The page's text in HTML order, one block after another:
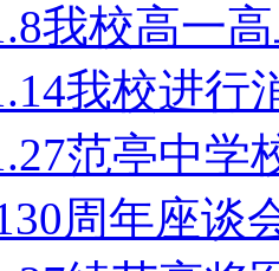
我校高一
我校进行
范亭中
周年座谈